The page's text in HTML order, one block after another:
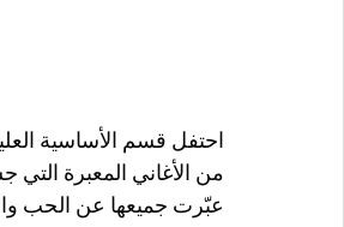
احتفل قسم الأساسية
من الأغاني المعبرة
عبّرت جميعها عن الحب